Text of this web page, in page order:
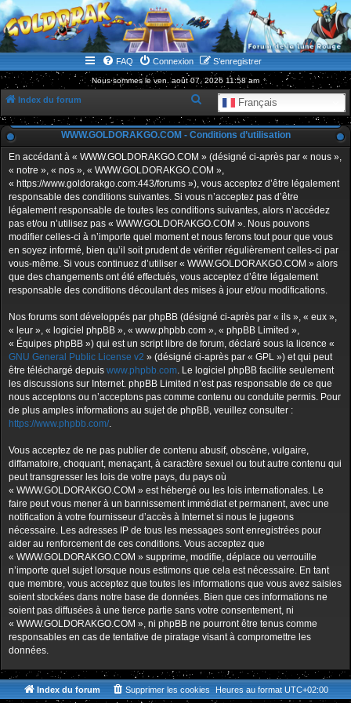
WWW.GOLDORAKGO.COM
le site de la Lune Rouge
FAQ Connexion S’enregistrer
Nous sommes le ven. août 07, 2026 11:58 am
Index du forum Français
e
c
h
e
r
c
e
r
WWW.GOLDORAKGO.COM - Conditions d’utilisation
En accédant à « WWW.GOLDORAKGO.COM » (désigné ci-après par « nous »,
« notre », « nos », « WWW.GOLDORAKGO.COM »,
« https://www.goldorakgo.com:443/forums »), vous acceptez d’être légalement
responsable des conditions suivantes. Si vous n’acceptez pas d’être
légalement responsable de toutes les conditions suivantes, alors n’accédez
pas et/ou n’utilisez pas « WWW.GOLDORAKGO.COM ». Nous pouvons
modifier celles-ci à n’importe quel moment et nous ferons tout pour que vous
en soyez informé, bien qu’il soit prudent de vérifier régulièrement celles-ci par
vous-même. Si vous continuez d’utiliser « WWW.GOLDORAKGO.COM » alors
que des changements ont été effectués, vous acceptez d’être légalement
responsable des conditions découlant des mises à jour et/ou modifications.
Nos forums sont développés par phpBB (désigné ci-après par « ils », « eux »,
« leur », « logiciel phpBB », « www.phpbb.com », « phpBB Limited »,
« Équipes phpBB ») qui est un script libre de forum, déclaré sous la licence «
GNU General Public License v2 » (désigné ci-après par « GPL ») et qui peut
être téléchargé depuis www.phpbb.com. Le logiciel phpBB facilite seulement
les discussions sur Internet. phpBB Limited n’est pas responsable de ce que
nous acceptons ou n’acceptons pas comme contenu ou conduite permis. Pour
de plus amples informations au sujet de phpBB, veuillez consulter :
https://www.phpbb.com/.
Vous acceptez de ne pas publier de contenu abusif, obscène, vulgaire,
diffamatoire, choquant, menaçant, à caractère sexuel ou tout autre contenu qui
peut transgresser les lois de votre pays, du pays où
« WWW.GOLDORAKGO.COM » est hébergé ou les lois internationales. Le
faire peut vous mener à un bannissement immédiat et permanent, avec une
notification à votre fournisseur d’accès à Internet si nous le jugeons
nécessaire. Les adresses IP de tous les messages sont enregistrées pour
aider au renforcement de ces conditions. Vous acceptez que
« WWW.GOLDORAKGO.COM » supprime, modifie, déplace ou verrouille
n’importe quel sujet lorsque nous estimons que cela est nécessaire. En tant
que membre, vous acceptez que toutes les informations que vous avez saisies
soient stockées dans notre base de données. Bien que ces informations ne
soient pas diffusées à une tierce partie sans votre consentement, ni
« WWW.GOLDORAKGO.COM », ni phpBB ne pourront être tenus comme
responsables en cas de tentative de piratage visant à compromettre les
données.
Index du forum Heures au format UTC+02:00
Supprimer les cookies